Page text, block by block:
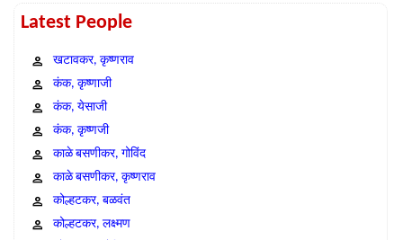
Latest People
खटावकर, कृष्णराव
कंक, कृष्णाजी
कंक, येसाजी
कंक, कृष्णजी
काळे बसणीकर, गोविंद
काळे बसणीकर, कृष्णराव
कोल्हटकर, बळवंत
कोल्हटकर, लक्ष्मण